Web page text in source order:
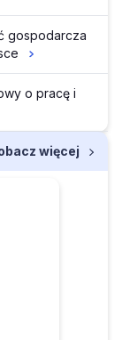
gospodarcza
o pracę i
więcej